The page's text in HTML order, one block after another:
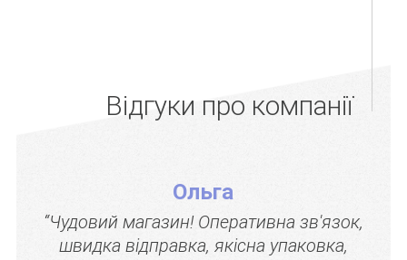
Відгуки про компанії
Ольга
“Чудовий магазин! Оперативна зв'язок,
швидка відправка, якісна упаковка,